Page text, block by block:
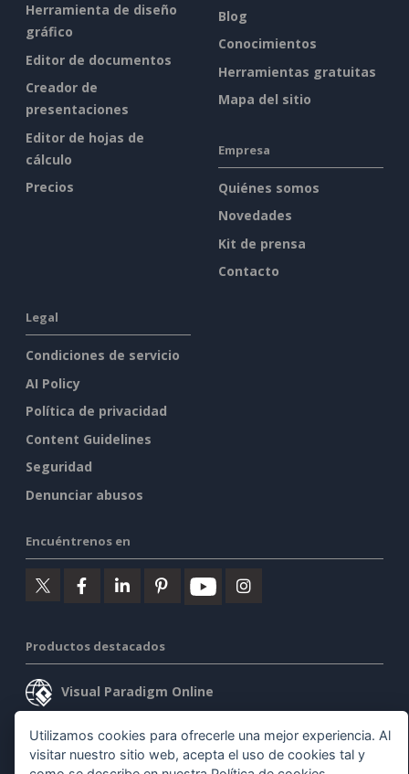
Herramienta de diseño
gráfico
Editor de documentos
Creador de
presentaciones
Editor de hojas de
cálculo
Precios
Blog
Conocimientos
Herramientas gratuitas
Mapa del sitio
Empresa
Quiénes somos
Novedades
Kit de prensa
Contacto
Legal
Condiciones de servicio
AI Policy
Política de privacidad
Content Guidelines
Seguridad
Denunciar abusos
Encuéntrenos en
Productos destacados
Visual Paradigm Online
Visual Paradigm Desktop
Utilizamos cookies para ofrecerle una mejor experiencia. Al
visitar nuestro sitio web, acepta el uso de cookies tal y